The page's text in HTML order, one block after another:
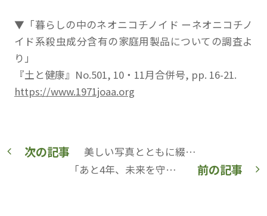
▼「暮らしの中のネオニコチノイド ーネオニコチノ
イド系殺虫成分含有の家庭用製品についての調査よ
り」
『土と健康』No.501, 10・11月合併号, pp. 16-21.
https://www.1971joaa.org
次の記事 美しい写真とともに綴る、ヤマトシジミ放射能影響研究の1年間琉球大学・大瀧研究室研究員が記録【琉球大学理学部海洋自然科学科生物系大瀧研究室】
前の記事
「あと4年、未来を守れるのは今」キャンペーン 未来を決める気候・エネルギー政策の策定に私たちの声を届けよう！（署名一次〆切: 2021年1月31日）【eシフト（脱原発・新しいエネルギー政策を実現する会）】